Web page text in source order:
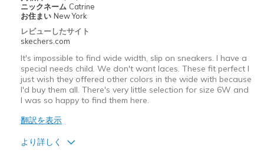
Width
Sizing
ニックネーム Catrine
お住まい New York
レビューしたサイト
skechers.com
It's impossible to find wide width, slip on sneakers. I have a
special needs child. We don't want laces. These fit perfect I
just wish they offered other colors in the wide with because
I'd buy them all. There's very little selection for size 6W and
I was so happy to find them here.
翻訳を表示
より詳しく